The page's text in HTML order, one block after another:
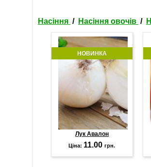
Насіння / Насіння овочів /
НОВИНКА
Лук Авалон
Ціна: 11.00грн.